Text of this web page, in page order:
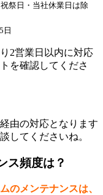
祭日・当社休業日は除
日
2営業日以内に対応
を確認してくださ
由の対応となります
してくださいね。
ス頻度は？
のメンテナンスは、